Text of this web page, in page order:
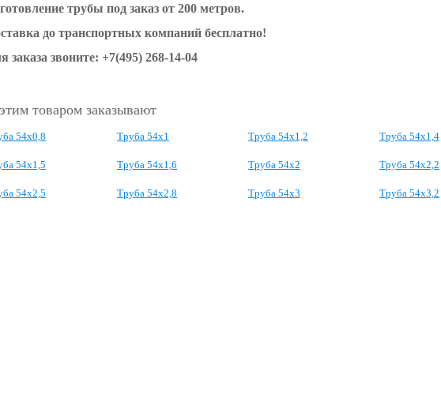
трубы под заказ от 200 метров.
до транспортных компаний бесплатно!
заказа звоните: +7(495) 268-14-04
товаром заказывают
54x0,8 Труба 54x1 Труба 54x1,2 Труба 54x1,4
54x1,5 Труба 54x1,6 Труба 54x2 Труба 54x2,2
54x2,5 Труба 54x2,8 Труба 54x3 Труба 54x3,2